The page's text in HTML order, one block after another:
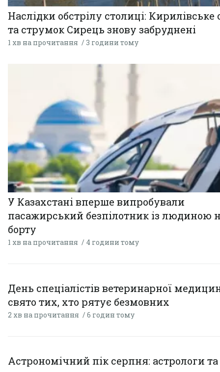
Наслідки обстрілу столиці: Кирилівське
та струмок Сирець знову забруднені
1 хв на прочитання 3 години тому
У Казахстані вперше випробували
пасажирський безпілотник із людиною
борту
1 хв на прочитання 4 години тому
День спеціалістів ветеринарної
свято тих, хто рятує безмовних
2 хв на прочитання 6 годин тому
Астрономічний пік серпня: астрологи та